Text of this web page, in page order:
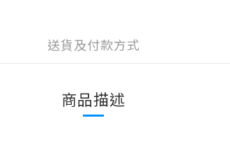
送貨及付款方式
商品描述